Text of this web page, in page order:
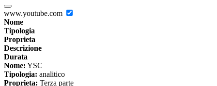
www.youtube.com
Nome
Tipologia
Proprieta
Descrizione
Durata
Nome: YSC
Tipologia: analitico
Proprieta: Terza parte